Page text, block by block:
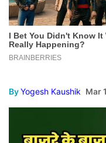
ByYogesh Kaushik Mar